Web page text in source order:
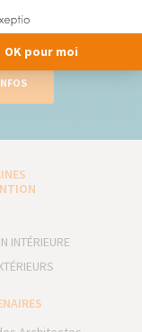
INTÉRIEURE
OK pour moi